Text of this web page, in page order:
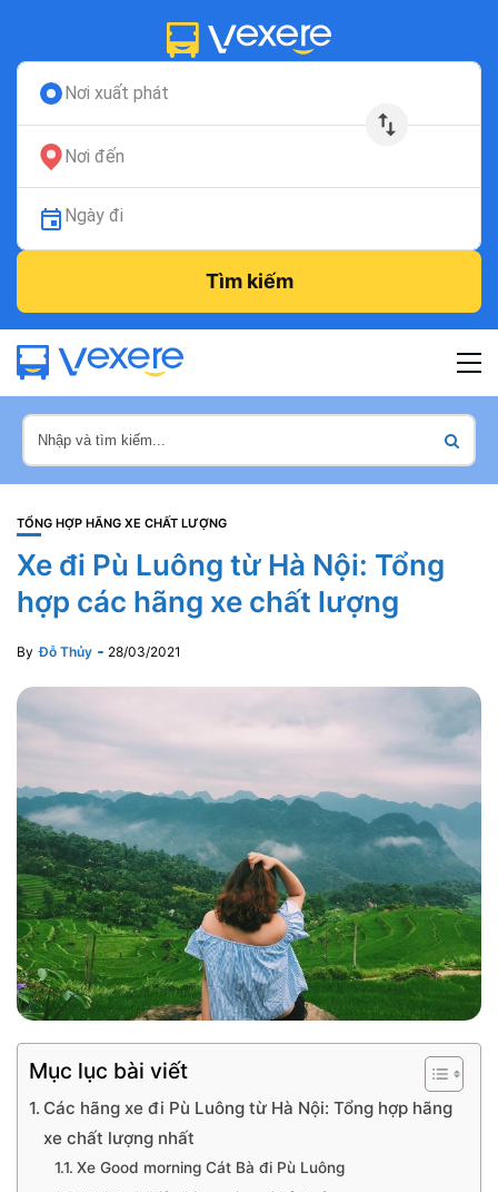
Nơi xuất phát
Nơi đến
Ngày đi
Tìm kiếm
TỔNG HỢP HÃNG XE CHẤT LƯỢNG
Xe đi Pù Luông từ Hà Nội: Tổng
hợp các hãng xe chất lượng
By Đỗ Thủy 28/03/2021
Mục lục bài viết
Các hãng xe đi Pù Luông từ Hà Nội: Tổng hợp hãng
xe chất lượng nhất
Xe Good morning Cát Bà đi Pù Luông